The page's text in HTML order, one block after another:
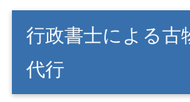
行政書士による古
代行